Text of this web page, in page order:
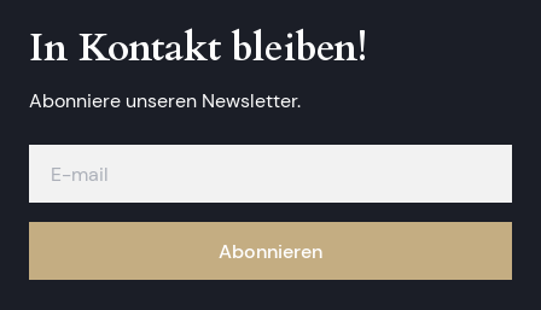
In Kontakt bleiben!
Abonniere unseren Newsletter.
Abonnieren